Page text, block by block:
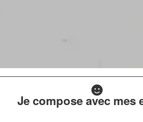
Je compose avec mes